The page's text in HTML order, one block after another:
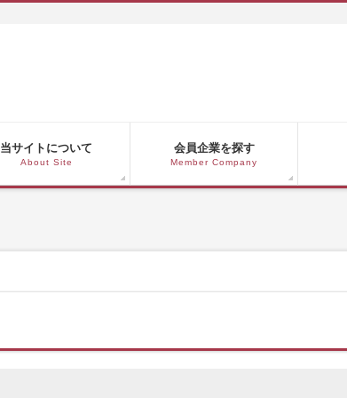
当サイトについて
About Site
会員企業を探す
Member Company